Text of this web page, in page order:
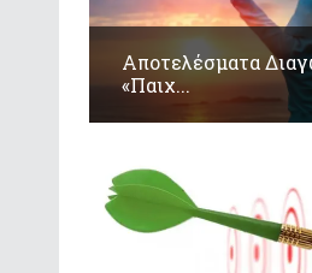
Αποτελέσματα
«Παιχ...